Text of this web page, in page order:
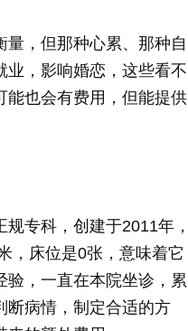
，但那种心累、那种自
业，影响婚恋，这些看不
能也会有费用，但能提供
专科，创建于2011年，
，床位是0张，意味着它
验，一直在本院坐诊，累
断病情，制定合适的方